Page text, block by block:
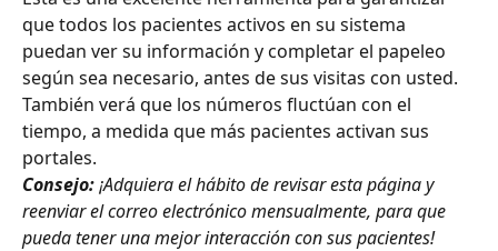
que todos los pacientes activos en su sistema
puedan ver su información y completar el papeleo
según sea necesario, antes de sus visitas con usted.
También verá que los números fluctúan con el
tiempo, a medida que más pacientes activan sus
portales.
Consejo:¡Adquiera el hábito de revisar esta página y
reenviar el correo electrónico mensualmente, para que
pueda tener una mejor interacción con sus pacientes!